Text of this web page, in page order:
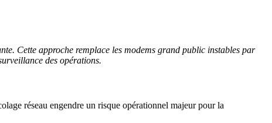
Cette approche remplace les modems grand public instables par
des opérations.
réseau engendre un risque opérationnel majeur pour la